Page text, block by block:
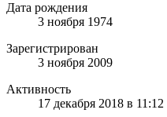
Дата рождения
3 ноября 1974
Зарегистрирован
3 ноября 2009
Активность
17 декабря 2018 в 11:12